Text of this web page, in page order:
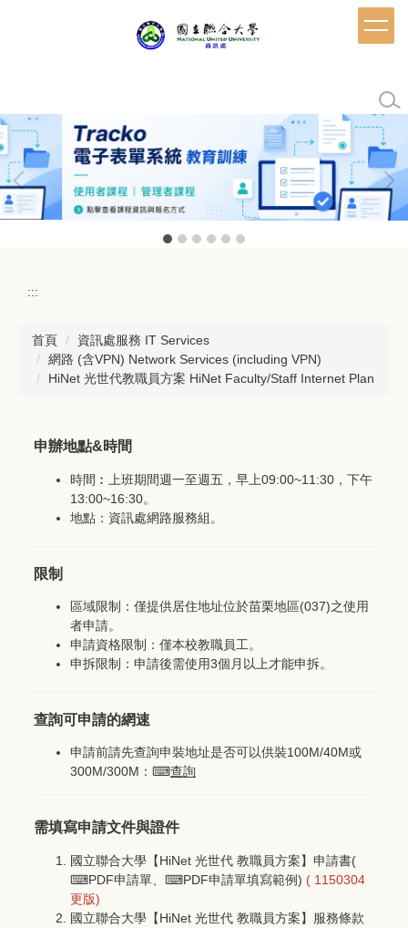
區
:::
首頁
資訊處服務 IT Services
網路 (含VPN) Network Services (including VPN)
HiNet 光世代教職員方案 HiNet Faculty/Staff Internet Plan
申辦地點&時間
時間︰上班期間週一至週五，早上09:00~11:30，下午
13:00~16:30。
地點：資訊處網路服務組。
限制
區域限制：僅提供居住地址位於苗栗地區(037)之使用
者申請。
申請資格限制：僅本校教職員工。
申拆限制：申請後需使用3個月以上才能申拆。
查詢可申請的網速
申請前請先查詢申裝地址是否可以供裝100M/40M或
300M/300M：⌨查詢
需填寫申請文件與證件
國立聯合大學【HiNet 光世代 教職員方案】申請書(
⌨PDF申請單 、⌨PDF申請單填寫範例) ( 1150304
更版)
國立聯合大學【HiNet 光世代 教職員方案】服務條款